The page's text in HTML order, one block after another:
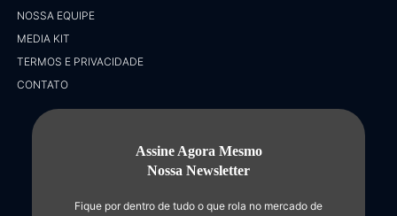
NOSSA EQUIPE
MEDIA KIT
TERMOS E PRIVACIDADE
CONTATO
Assine Agora Mesmo
Nossa Newsletter
Fique por dentro de tudo o que rola no mercado de